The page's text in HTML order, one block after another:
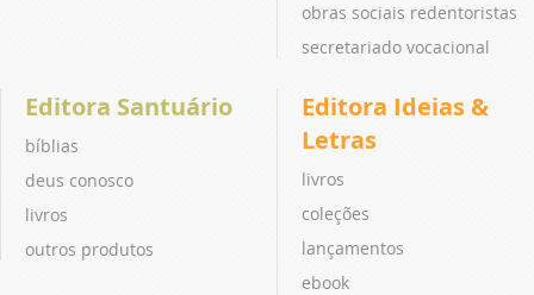
obras sociais redentoristas
secretariado vocacional
Editora Santuário
bíblias
deus conosco
livros
outros produtos
Editora Ideias &
Letras
livros
coleções
lançamentos
ebook